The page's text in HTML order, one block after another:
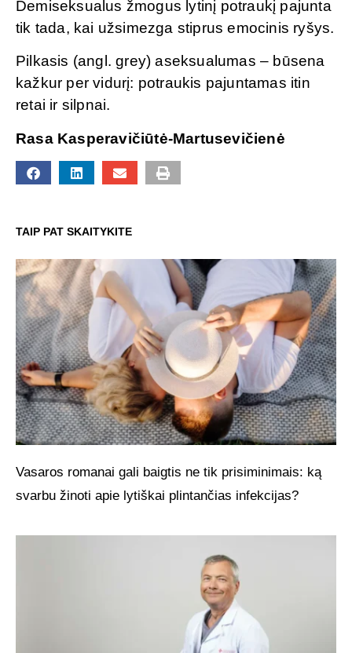
Demiseksualus žmogus lytinį potraukį pajunta
tik tada, kai užsimezga stiprus emocinis ryšys.
Pilkasis (angl. grey) aseksualumas – būsena
kažkur per vidurį: potraukis pajuntamas itin
retai ir silpnai.
Rasa Kasperavičiūtė-Martusevičienė
TAIP PAT SKAITYKITE
Vasaros romanai gali baigtis ne tik prisiminimais: ką
svarbu žinoti apie lytiškai plintančias infekcijas?